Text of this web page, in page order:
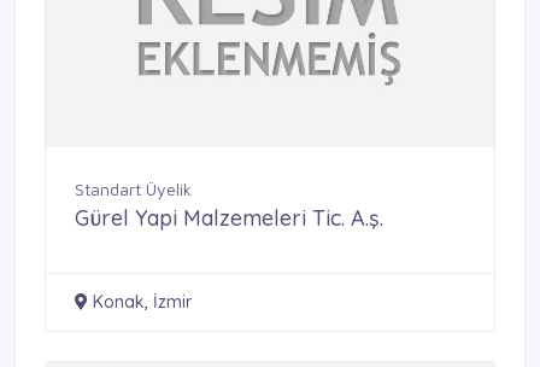
Standart Üyelik
Gürel Yapi Malzemeleri Tic. A.ş.
Konak, İzmir